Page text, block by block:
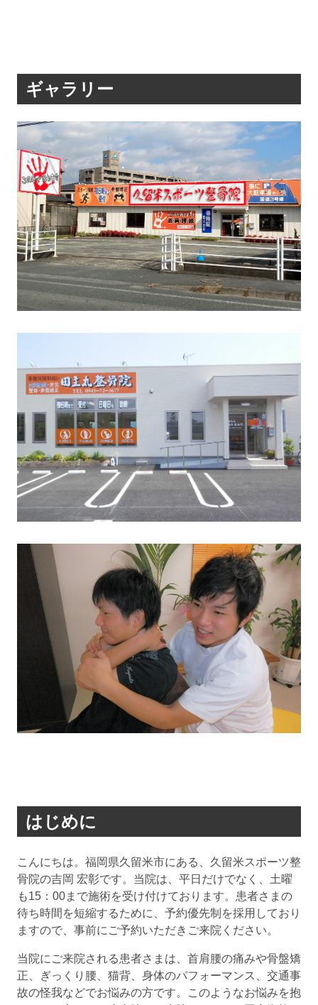
ギャラリー
はじめに
こんにちは。福岡県久留米市にある、久留米スポーツ整
骨院の吉岡 宏彰です。当院は、平日だけでなく、土曜
も15：00まで施術を受け付けております。患者さまの
待ち時間を短縮するために、予約優先制を採用しており
ますので、事前にご予約いただきご来院ください。
当院にご来院される患者さまは、首肩腰の痛みや骨盤矯
正、ぎっくり腰、猫背、身体のパフォーマンス、交通事
故の怪我などでお悩みの方です。このようなお悩みを抱